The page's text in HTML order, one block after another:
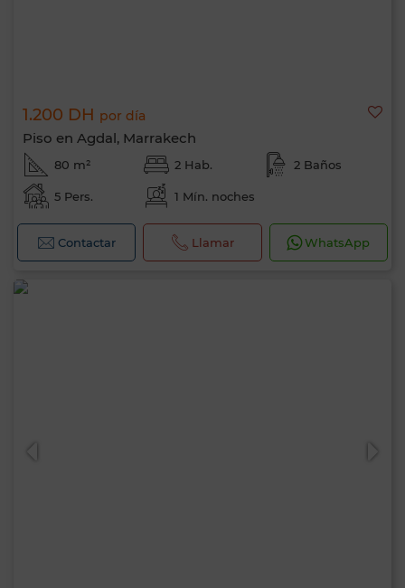
1.200 DH por día
Piso en Agdal, Marrakech
80 m² 2 Hab. 2 Baños
5 Pers. 1 Mín. noches
Contactar Llamar WhatsApp